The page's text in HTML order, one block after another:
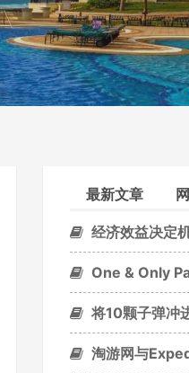
最新文章
经济效益决定机型
One & Only
将10颗子弹冲进
淘游网与